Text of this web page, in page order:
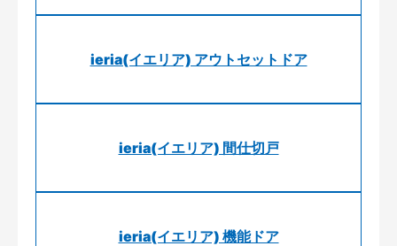
ieria(イエリア) アウトセットドア
ieria(イエリア) 間仕切戸
ieria(イエリア) 機能ドア